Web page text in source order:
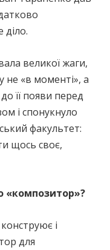
великої жаги,
не «в моменті», а
її появи перед
і спонукнуло
факультет:
щось своє,
«композитор»?
і
для